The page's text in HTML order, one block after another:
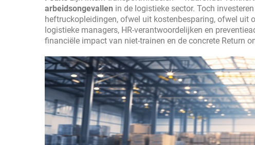
arbeidsongevallen in de logistieke sector. Toch
heftruckopleidingen, ofwel uit kostenbesparing, ofwel uit
logistieke managers, HR-verantwoordelijken en
financiële impact van niet-trainen en de concrete Return